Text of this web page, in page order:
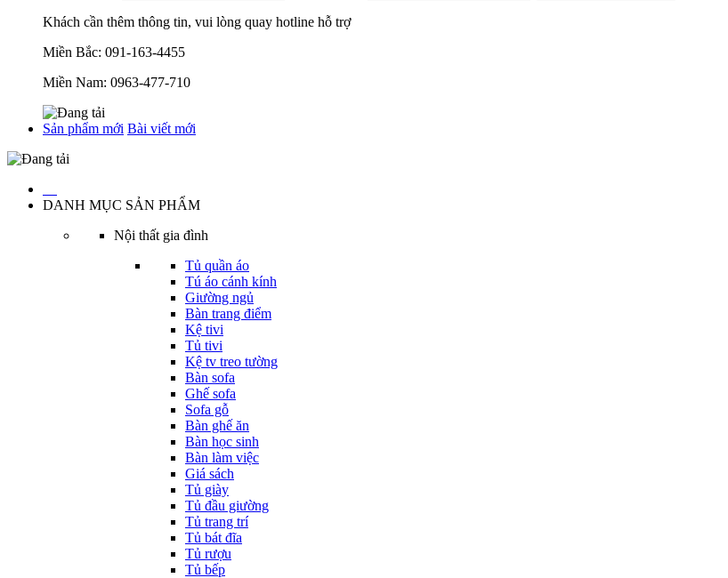
Khách cần thêm thông tin, vui lòng quay hotline hỗ trợ
Miền Bắc: 091-163-4455
Miền Nam: 0963-477-710
Sản phẩm mới Bài viết mới
DANH MỤC SẢN PHẨM
Nội thất gia đình
Tủ quần áo
Tú áo cánh kính
Giường ngủ
Bàn trang điểm
Kệ tivi
Tủ tivi
Kệ tv treo tường
Bàn sofa
Ghế sofa
Sofa gỗ
Bàn ghế ăn
Bàn học sinh
Bàn làm việc
Giá sách
Tủ giày
Tủ đầu giường
Tủ trang trí
Tủ bát đĩa
Tủ rượu
Tủ bếp